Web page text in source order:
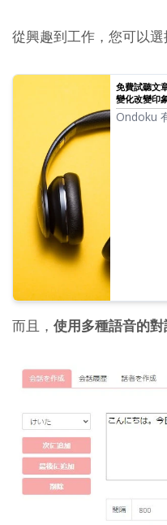
從興趣到工作，您可以選
免費試聽文
變化改變印
Ondoku
而且， 使用多種語音的